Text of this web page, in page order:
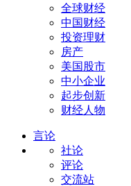
全球财经
中国财经
投资理财
房产
美国股市
中小企业
起步创新
财经人物
言论
社论
评论
交流站